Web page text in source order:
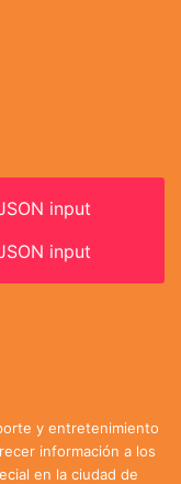
input
input
y entretenimiento
información a los
en la ciudad de